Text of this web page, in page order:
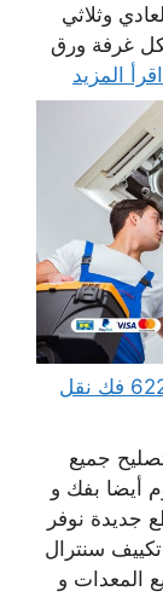
وثلاثي
غرفة ورق
اقرأ المزيد
فني تكييف مركزي هندي الكويت 62224041 فك نقل
جميع
أيضا بفك و
جديدة نوفر
سنترال
المعدات و